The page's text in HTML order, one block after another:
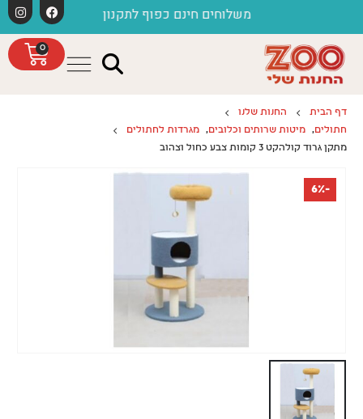
משלוחים חינם כפוף לתקנון
0
דף הבית
החנות שלנו
חתולים, מיטות שרותים וכלובים,
מגרדות לחתולים
מתקן גרוד קולהקט 3 קומות צבע כחול וצהוב
-6%